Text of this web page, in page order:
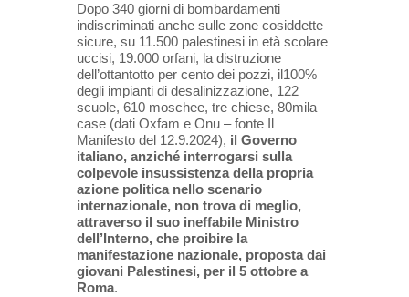
Dopo 340 giorni di bombardamenti
indiscriminati anche sulle zone cosiddette
sicure, su 11.500 palestinesi in età scolare
uccisi, 19.000 orfani, la distruzione
dell’ottantotto per cento dei pozzi, il100%
degli impianti di desalinizzazione, 122
scuole, 610 moschee, tre chiese, 80mila
case (dati Oxfam e Onu – fonte Il
Manifesto del 12.9.2024), il Governo
italiano, anziché interrogarsi sulla
colpevole insussistenza della propria
azione politica nello scenario
internazionale, non trova di meglio,
attraverso il suo ineffabile Ministro
dell’Interno, che proibire la
manifestazione nazionale, proposta dai
giovani Palestinesi, per il 5 ottobre a
Roma.